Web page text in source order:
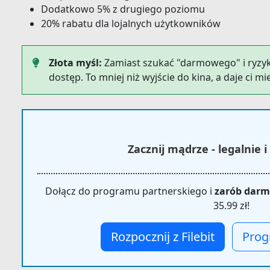
Dodatkowo 5% z drugiego poziomu
20% rabatu dla lojalnych użytkowników
Złota myśl: Zamiast szukać "darmowego" i
dostęp. To mniej niż wyjście do kina, a daje ci
Zacznij mądrze - legalnie i
Dołącz do programu partnerskiego i zarób
35.99 zł!
Rozpocznij z Filebit